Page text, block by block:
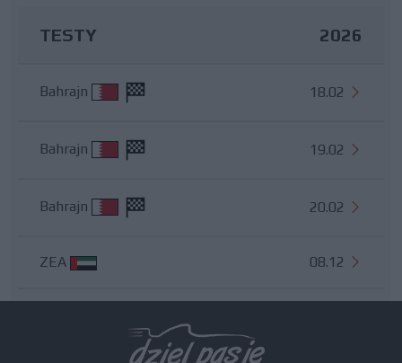
TESTY 2026
Bahrajn 18.02
Bahrajn 19.02
Bahrajn 20.02
ZEA 08.12